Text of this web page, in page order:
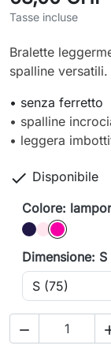
Tasse incluse
Bralette
spalline versatili.
• senza ferretto
• spalline
• leggera
 Disponibile
Colore:
zaffiro
rosalampone
Dimensione: S
